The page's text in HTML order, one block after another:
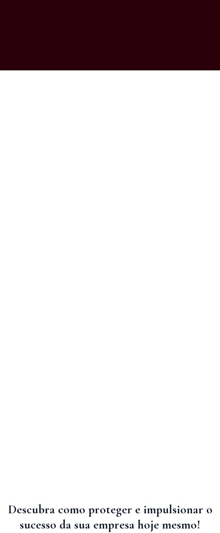
Descubra como proteger e impulsionar o
sucesso da sua empresa hoje mesmo!